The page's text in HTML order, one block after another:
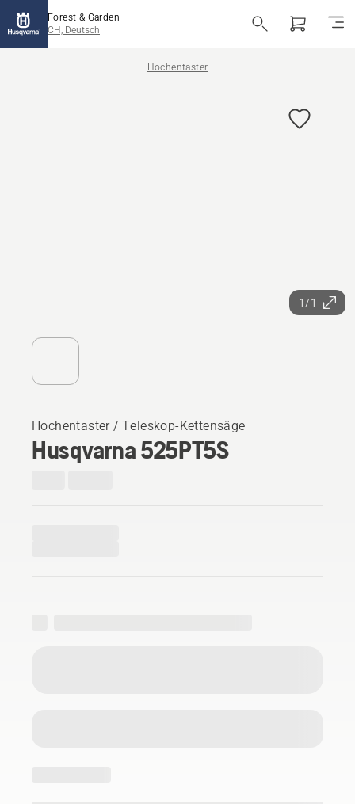
Forest & Garden
CH, Deutsch
Hochentaster
1/1
Hochentaster / Teleskop-Kettensäge
Husqvarna 525PT5S